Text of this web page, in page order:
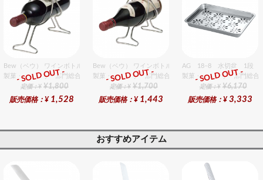
Bew（ベウ） ワインボトルラック L
製菓・ベーカリー部門総合ﾗﾝｷﾝｸﾞ
定価：¥ ¥1,800
販売価格：¥ 1,528
- SOLD OUT -
Bew（ベウ） ワインボトルラック S
製菓・ベーカリー部門総合ﾗﾝｷﾝｸﾞ
定価：¥ ¥1,700
販売価格：¥ 1,443
- SOLD OUT -
AG 18−8 水切盆 1段
製菓・ベーカリー部門総合
定価：¥ ¥6,170
販売価格：¥ 3,333
- SOLD OUT -
おすすめアイテム